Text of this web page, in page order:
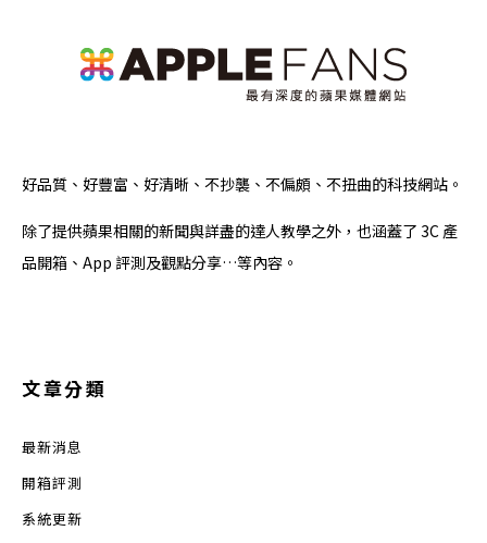
好品質、好豐富、好清晰、不抄襲、不偏頗、不扭曲的科技網站。
除了提供蘋果相關的新聞與詳盡的達人教學之外，也涵蓋了 3C 產
品開箱、App 評測及觀點分享…等內容。
文章分類
最新消息
開箱評測
系統更新